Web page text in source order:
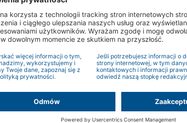
pokazuje, że nasza filozofia podoba się
To zaufanie motywuje nas do dalszego
niezawodnych produktach i partnerskich relacjach”
GmbH.